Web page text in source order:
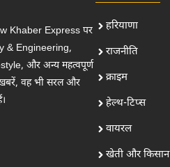
Khaber Express पर
& Engineering,
और अन्य महत्वपूर्ण
वह भी सरल और
हरियाणा
राजनीति
क्राइम
हेल्थ-टिप्स
वायरल
खेती और किसान